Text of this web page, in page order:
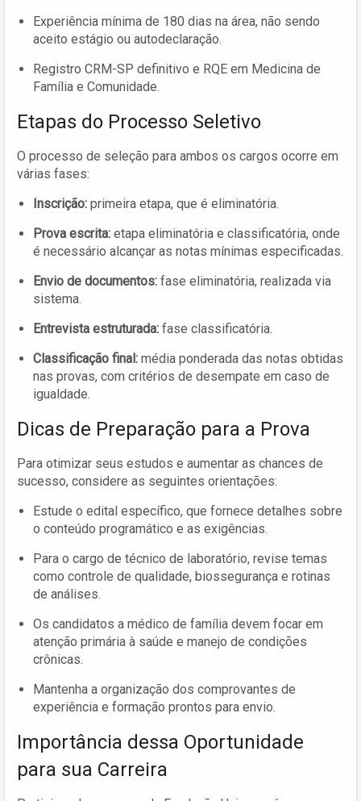
Experiência mínima de 180 dias na área, não sendo
aceito estágio ou autodeclaração.
Registro CRM-SP definitivo e RQE em Medicina de
Família e Comunidade.
Etapas do Processo Seletivo
O processo de seleção para ambos os cargos ocorre em
várias fases:
Inscrição: primeira etapa, que é eliminatória.
Prova escrita: etapa eliminatória e classificatória, onde
é necessário alcançar as notas mínimas especificadas.
Envio de documentos: fase eliminatória, realizada via
sistema.
Entrevista estruturada: fase classificatória.
Classificação final: média ponderada das notas obtidas
nas provas, com critérios de desempate em caso de
igualdade.
Dicas de Preparação para a Prova
Para otimizar seus estudos e aumentar as chances de
sucesso, considere as seguintes orientações:
Estude o edital específico, que fornece detalhes sobre
o conteúdo programático e as exigências.
Para o cargo de técnico de laboratório, revise temas
como controle de qualidade, biossegurança e rotinas
de análises.
Os candidatos a médico de família devem focar em
atenção primária à saúde e manejo de condições
crônicas.
Mantenha a organização dos comprovantes de
experiência e formação prontos para envio.
Importância dessa Oportunidade
para sua Carreira